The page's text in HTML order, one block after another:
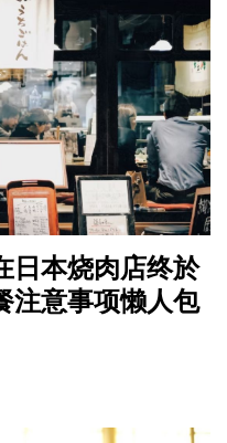
日本烧肉店终於
注意事项懒人包